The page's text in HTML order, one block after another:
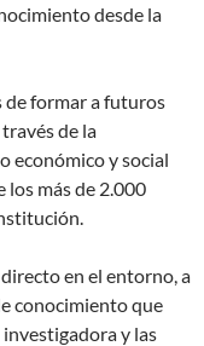
desde la
de formar a futuros
de la
económico y social
los más de 2.000
en el entorno, a
conocimiento que
y las